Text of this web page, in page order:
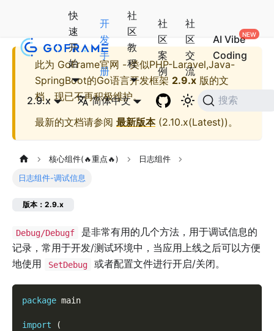
快
速
开
始
开
发
手
册
社
区
教
程
社
区
案
例
社
区
交
流
AI Vibe
Coding
2.9.x 简体中文 搜索
此为 GoFrame官网 - 类似PHP-Laravel,Java-
SpringBoot的Go语言开发框架 2.9.x 版的文
档，现已不再积极维护。
最新的文档请参阅 最新版本(2.10.x(Latest))。
核心组件(🔥重点🔥) 日志组件
日志组件-调试信息
版本：2.9.x
Debug/Debugf
是非常有用的几个方法，用于调试信息的
记录，常用于开发/测试环境中，当应用上线之后可以方便
地使用
SetDebug 或者配置文件进行开启/关闭。
package main
import
(